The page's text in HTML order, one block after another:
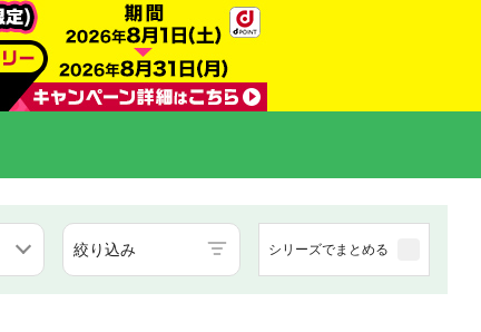
絞り込み シリーズでまとめる